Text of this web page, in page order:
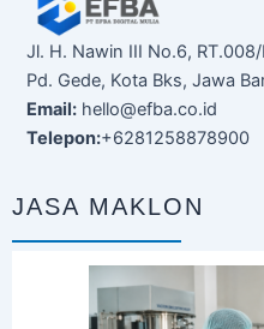
Jl. H. Nawin III No.6,
Pd. Gede, Kota Bks, Jawa
Email: hello@efba.co.id
Telepon:+6281258878900
JASA MAKLON